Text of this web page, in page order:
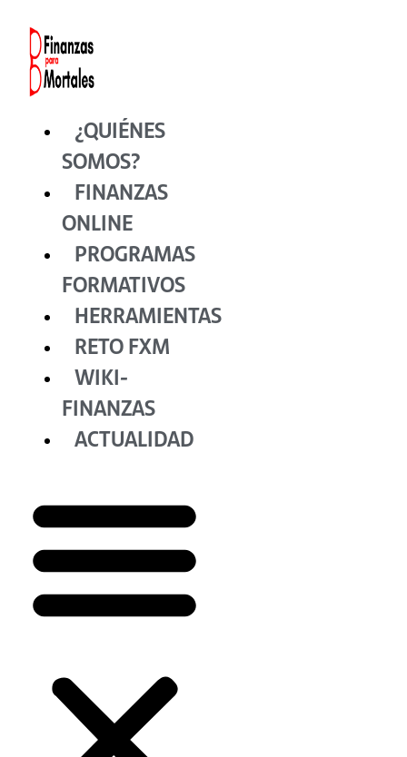
contenido
¿QUIÉNES
SOMOS?
FINANZAS
ONLINE
PROGRAMAS
FORMATIVOS
HERRAMIENTAS
RETO FXM
WIKI-
FINANZAS
ACTUALIDAD